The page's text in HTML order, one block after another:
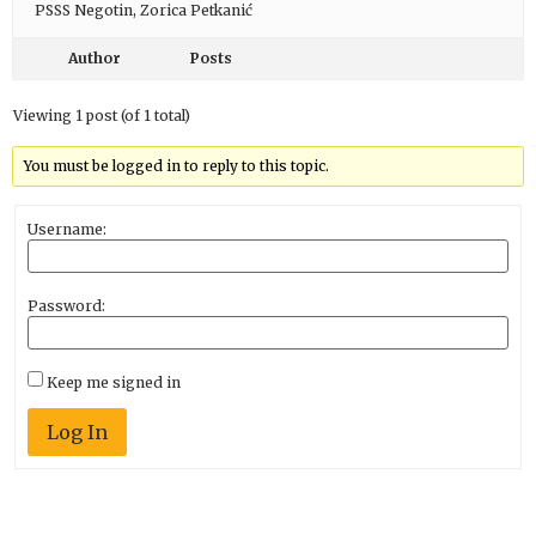
PSSS Negotin, Zorica Petkanić
Author Posts
Viewing 1 post (of 1 total)
You must be logged in to reply to this topic.
Username:
Password:
Keep me signed in
Log In